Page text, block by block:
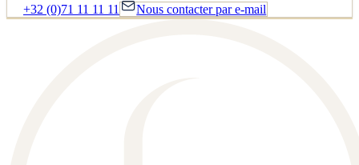
+32 (0)71 11 11 11 Nous contacter par e-mail